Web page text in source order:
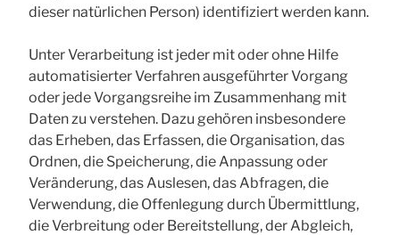
dieser natürlichen Person) identifiziert werden kann.
Unter Verarbeitung ist jeder mit oder ohne Hilfe
automatisierter Verfahren ausgeführter Vorgang
oder jede Vorgangsreihe im Zusammenhang mit
Daten zu verstehen. Dazu gehören insbesondere
das Erheben, das Erfassen, die Organisation, das
Ordnen, die Speicherung, die Anpassung oder
Veränderung, das Auslesen, das Abfragen, die
Verwendung, die Offenlegung durch Übermittlung,
die Verbreitung oder Bereitstellung, der Abgleich,